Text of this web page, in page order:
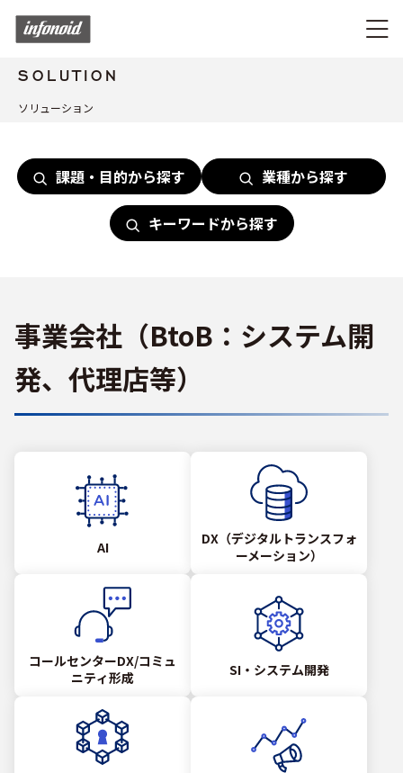
SOLUTION
ソリューション
課題・目的から探す 業種から探す
キーワードから探す
事業会社（BtoB：システム開
発、代理店等）
AI
DX（デジタルトランスフォ
ーメーション）
コールセンターDX/コミュ
ニティ形成
SI・システム開発